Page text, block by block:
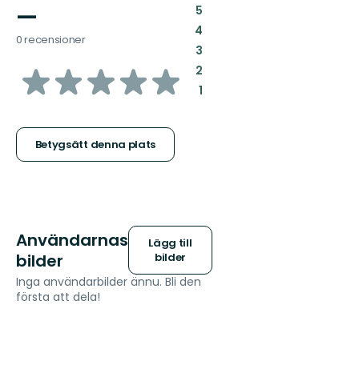
—
0 recensioner
av
stjärnor
Betygsätt denna plats
5:
4:
3:
2:
1:
Användarnas
bilder
Lägg till
bilder
Inga användarbilder ännu. Bli den
första att dela!